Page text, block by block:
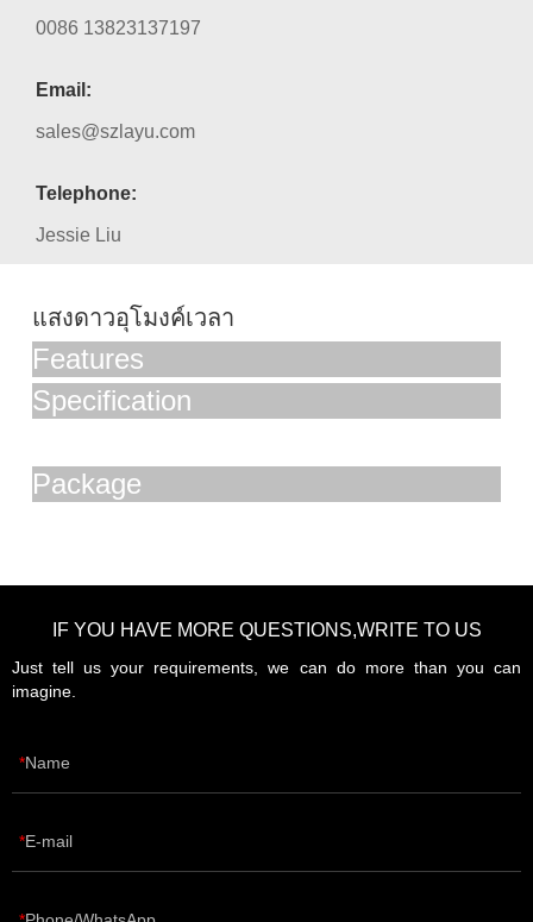
0086 13823137197
Email:
sales@szlayu.com
Telephone:
Jessie Liu
แสงดาวอุโมงค์เวลา
Features
Specification
Package
IF YOU HAVE MORE QUESTIONS,WRITE TO US
Just tell us your requirements, we can do more than you can
imagine.
Name
E-mail